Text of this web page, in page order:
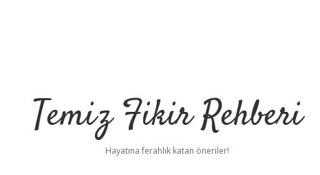
Temiz Fikir Rehberi
Hayatına ferahlık katan öneriler!